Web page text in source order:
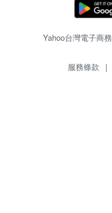
Yahoo台灣電子商
服務條款 |